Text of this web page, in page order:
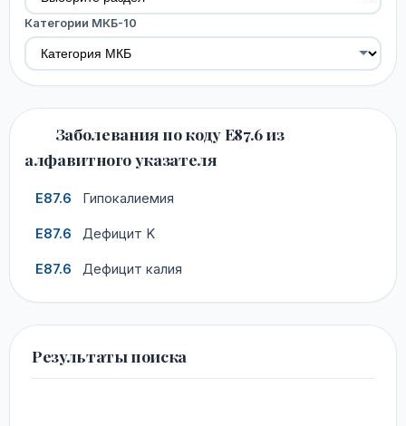
Категории МКБ-10
Заболевания по коду E87.6 из
алфавитного указателя
E87.6 Гипокалиемия
E87.6 Дефицит K
E87.6 Дефицит калия
Результаты поиска